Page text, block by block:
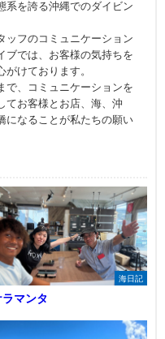
系を誇る沖縄でのダイビン
ッフのコミュニケーション
ブでは、お客様の気持ちを
けております。
で、コミュニケーションを
てお客様とお店、海、沖
になることが私たちの願い
海日記
ラマンタ